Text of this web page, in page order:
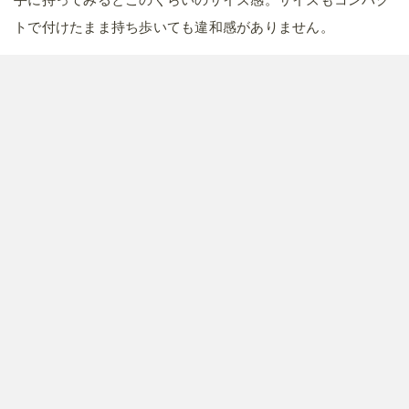
トで付けたまま持ち歩いても違和感がありません。